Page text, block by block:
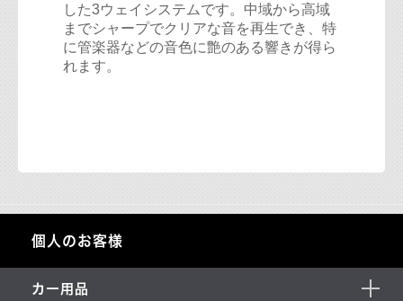
した3ウェイシステムです。中域から高域
までシャープでクリアな音を再生でき、特
に管楽器などの音色に艶のある響きが得ら
れます。
個人のお客様
カー用品